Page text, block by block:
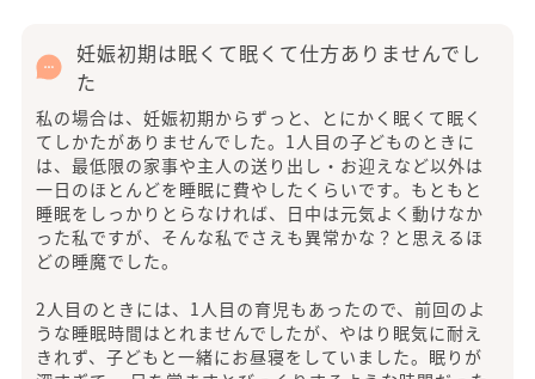
妊娠初期は眠くて眠くて仕方ありませんでし
た
私の場合は、妊娠初期からずっと、とにかく眠くて眠く
てしかたがありませんでした。1人目の子どものときに
は、最低限の家事や主人の送り出し・お迎えなど以外は
一日のほとんどを睡眠に費やしたくらいです。もともと
睡眠をしっかりとらなければ、日中は元気よく動けなか
った私ですが、そんな私でさえも異常かな？と思えるほ
どの睡魔でした。
2人目のときには、1人目の育児もあったので、前回のよ
うな睡眠時間はとれませんでしたが、やはり眠気に耐え
きれず、子どもと一緒にお昼寝をしていました。眠りが